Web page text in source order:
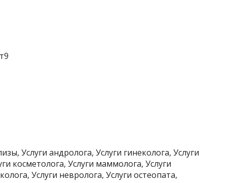
Услуги андролога, Услуги гинеколога, Услуги
косметолога, Услуги маммолога, Услуги
Услуги невролога, Услуги остеопата,